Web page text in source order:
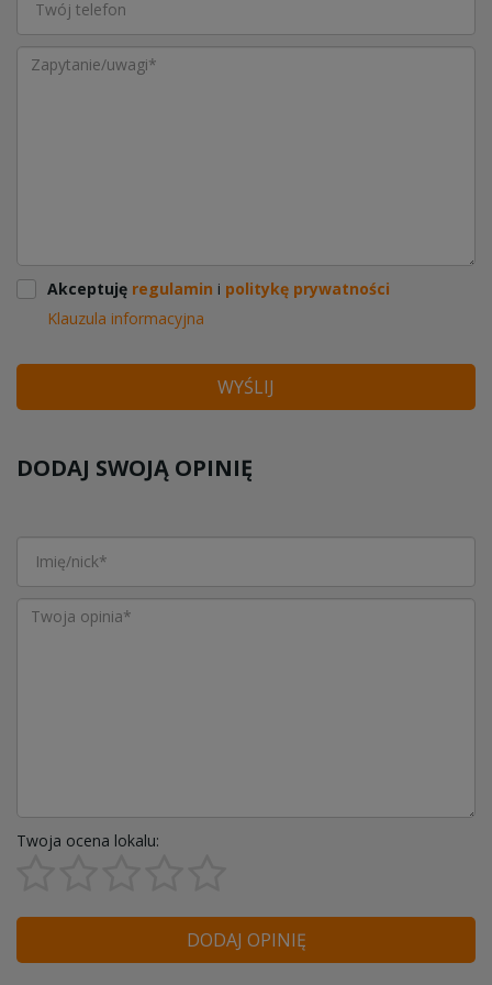
Akceptuję regulamin i politykę prywatności
Klauzula informacyjna
WYŚLIJ
DODAJ SWOJĄ OPINIĘ
Twoja ocena lokalu:
DODAJ OPINIĘ